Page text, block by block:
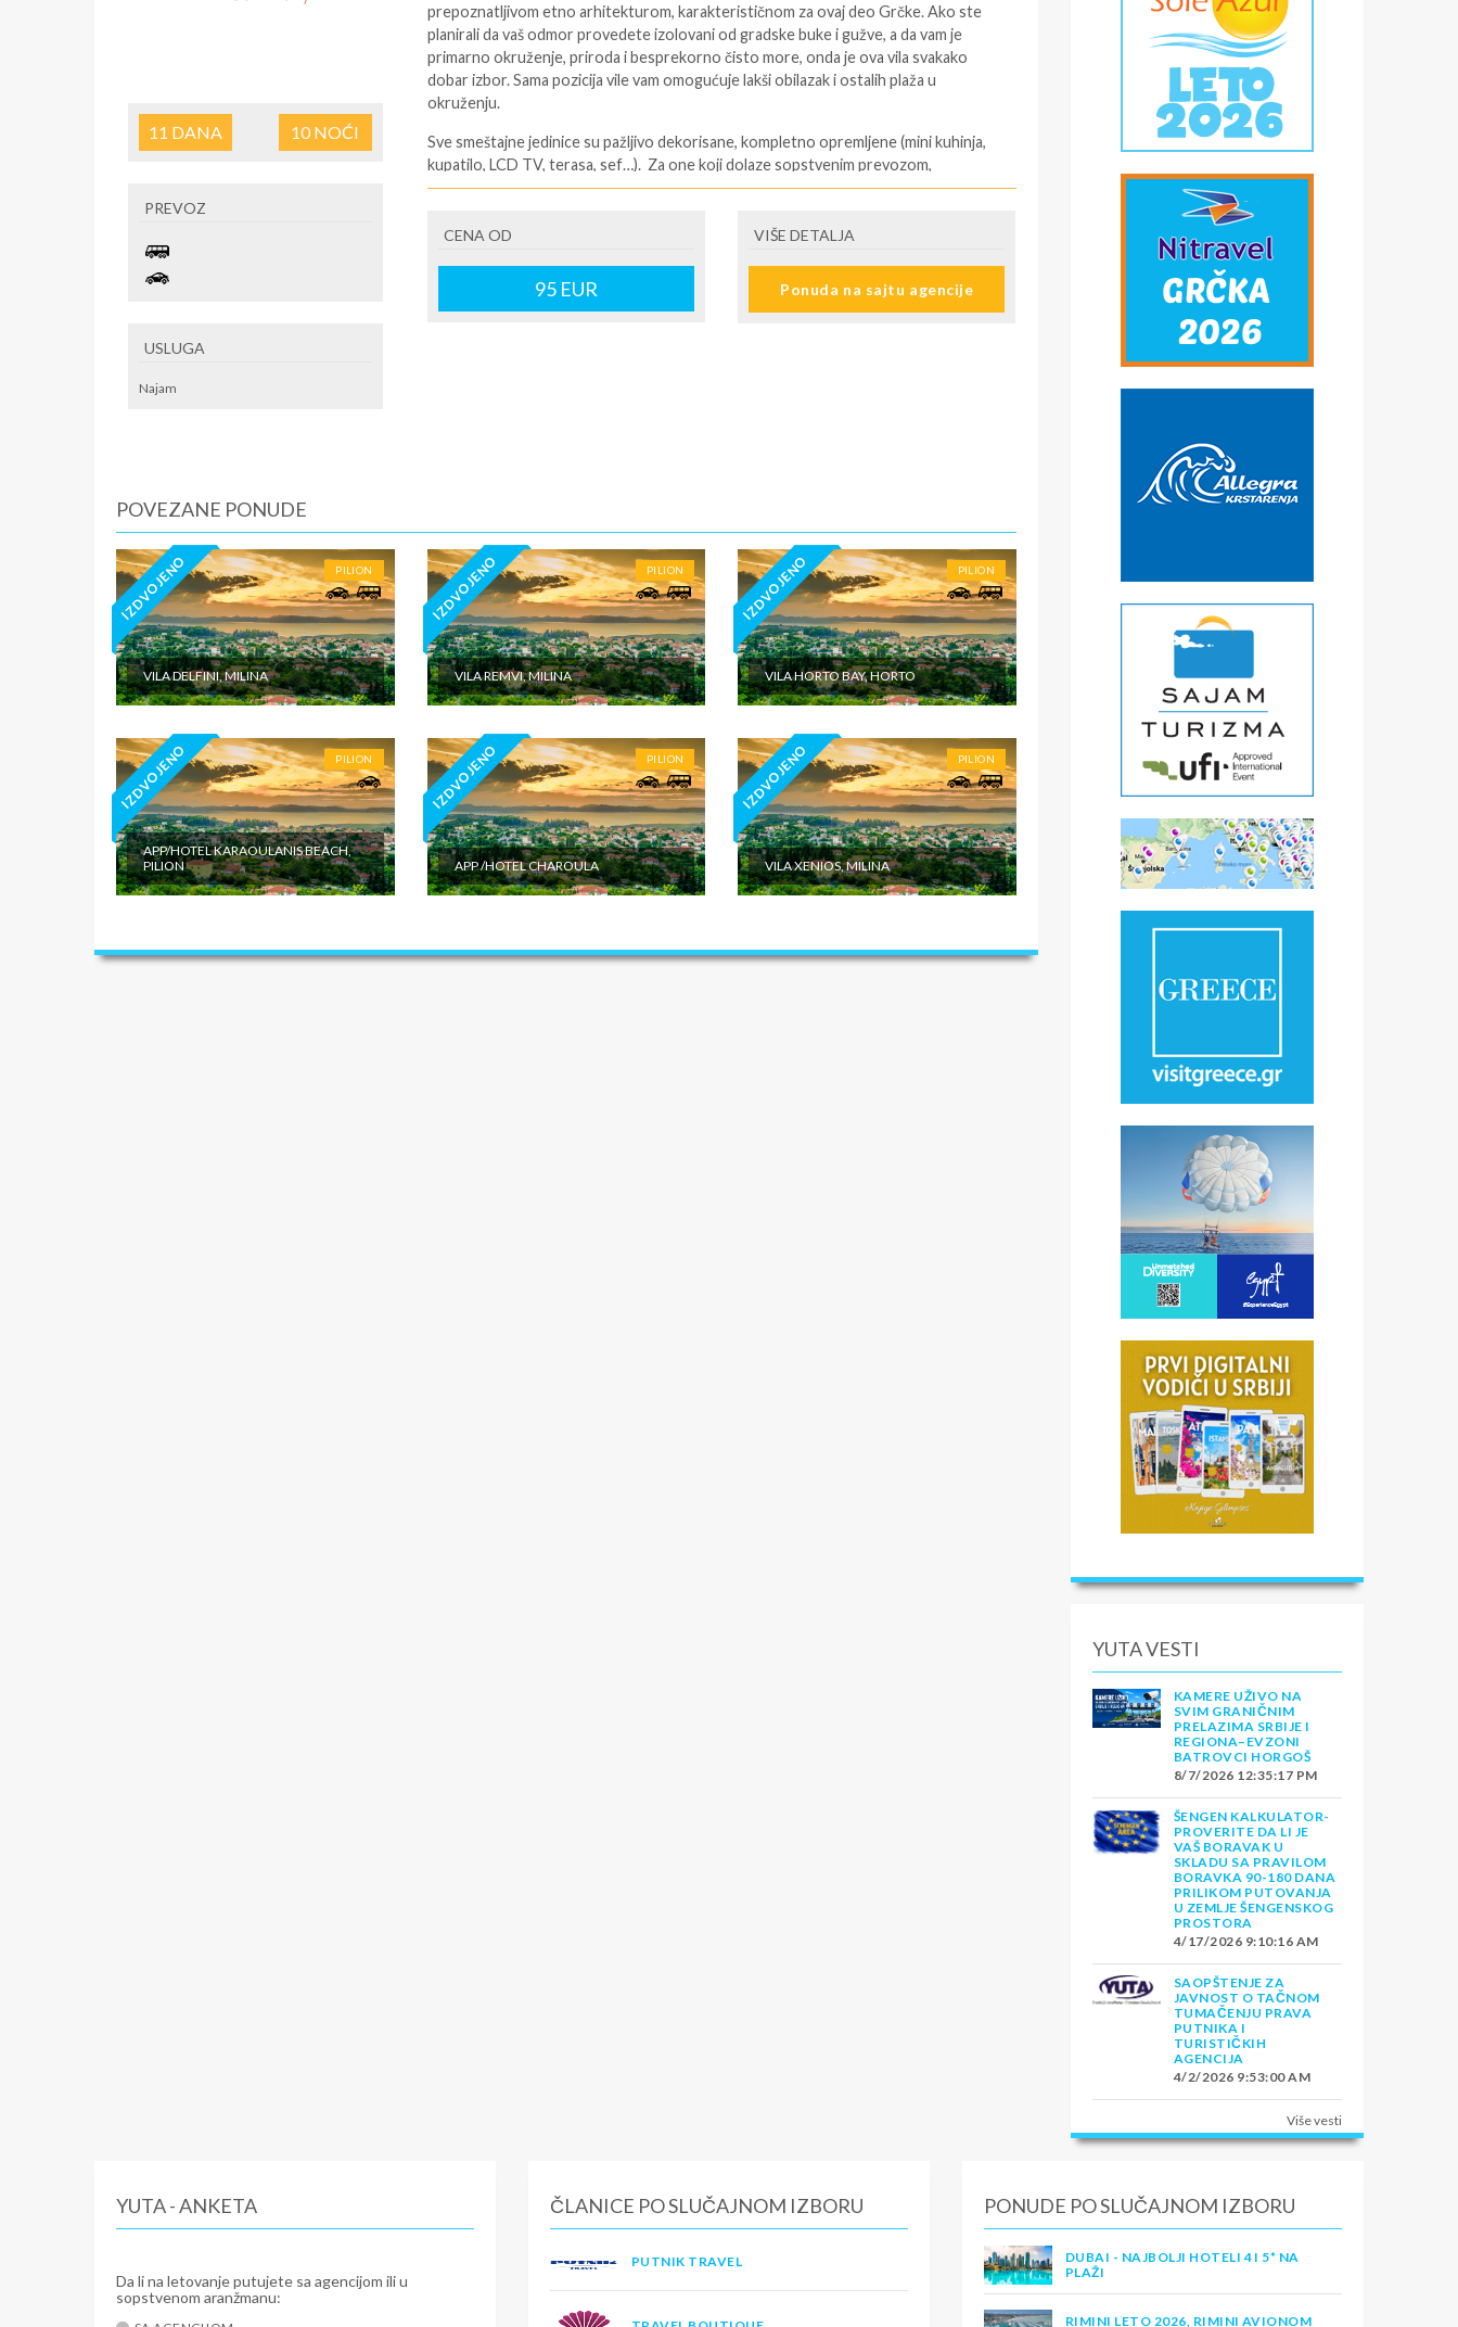
11 DANA 10NOĆI
PREVOZ
USLUGA
Najam
prepoznatljivom etno arhitekturom, karakterističnom za ovaj deo Grčke. Ako ste
planirali da vaš odmor provedete izolovani od gradske buke i gužve, a da vam je
primarno okruženje, priroda i besprekorno čisto more, onda je ova vila svakako
dobar izbor. Sama pozicija vile vam omogućuje lakši obilazak i ostalih plaža u
okruženju.
Sve smeštajne jedinice su pažljivo dekorisane, kompletno opremljene (mini kuhinja,
kupatilo, LCD TV, terasa, sef…). Za one koji dolaze sopstvenim prevozom,
obezbeđeno je besplatno parking mesto u dvorištu vile.Vašem potpunom ugođaju,
okružen ležaljkama i suncobranima.
Opis smeštaja:
1/2 studio - u jednoj prostoriji čajna kuhinja i bračni ležaj ili dva obična ležaja.
Korišćenje klima uređaja, WI-FI interneta i peškira - BESPLATNO.
GPS KOORDINATE: 39°11'22.0"N 23°13'11.5"E
SMENE
27.05.-04.10.
NAPOMENE O CENI
U CENU JE UKLJUČENO
U CENU NIJE UKLJUČENO
CENA OD
95EUR
VIŠE DETALJA
Ponuda na sajtu agencije
POVEZANE PONUDE
IZDVOJENO PILION
VILA DELFINI, MILINA
IZDVOJENO PILION
VILA REMVI, MILINA
IZDVOJENO PILION
VILA HORTO BAY, HORTO
IZDVOJENO PILION
APP/HOTEL KARAOULANIS BEACH,
PILION
IZDVOJENO PILION
APP /HOTEL CHAROULA
IZDVOJENO PILION
VILA XENIOS, MILINA
YUTA VESTI
KAMERE UŽIVO NA
SVIM GRANIČNIM
PRELAZIMA SRBIJE I
REGIONA–EVZONI
BATROVCI HORGOŠ
8/7/2026 12:35:17 PM
ŠENGEN KALKULATOR-
PROVERITE DA LI JE
VAŠ BORAVAK U
SKLADU SA PRAVILOM
BORAVKA 90-180 DANA
PRILIKOM PUTOVANJA
U ZEMLJE ŠENGENSKOG
PROSTORA
4/17/2026 9:10:16 AM
SAOPŠTENJE ZA
JAVNOST O TAČNOM
TUMAČENJU PRAVA
PUTNIKA I
TURISTIČKIH
AGENCIJA
4/2/2026 9:53:00 AM
Više vesti
YUTA - ANKETA
Da li na letovanje putujete sa agencijom ili u
sopstvenom aranžmanu:
ČLANICE PO SLUČAJNOM IZBORU
PUTNIK TRAVEL
PONUDE PO SLUČAJNOM IZBORU
DUBAI - NAJBOLJI HOTELI 4 I 5* NA
PLAŽI
RIMINI LETO 2026, RIMINI AVIONOM